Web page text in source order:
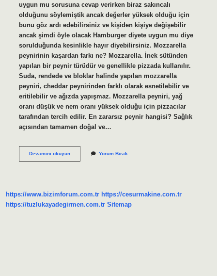
uygun mu sorusuna cevap verirken biraz sakıncalı
olduğunu söylemiştik ancak değerler yüksek olduğu için
bunu göz ardı edebilirsiniz ve kişiden kişiye değişebilir
ancak şimdi öyle olacak Hamburger diyete uygun mu diye
sorulduğunda kesinlikle hayır diyebilirsiniz. Mozzarella
peynirinin kaşardan farkı ne? Mozzarella. İnek sütünden
yapılan bir peynir türüdür ve genellikle pizzada kullanılır.
Suda, rendede ve bloklar halinde yapılan mozzarella
peyniri, cheddar peynirinden farklı olarak esnetilebilir ve
eritilebilir ve ağızda yapışmaz. Mozzarella peyniri, yağ
oranı düşük ve nem oranı yüksek olduğu için pizzacılar
tarafından tercih edilir. En zararsız peynir hangisi? Sağlık
açısından tamamen doğal ve…
Devamını okuyunMozzarella
Yorum Bırak
https://www.bizimforum.com.tr https://cesurmakine.com.tr
https://tuzlukayadegirmen.com.tr Sitemap